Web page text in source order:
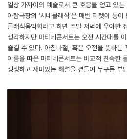
일상 가까이의 예술로서 큰 호응을 얻고 있는
아람극장의 ‘시네클래식’은 매번 티켓이 동
클래식음악회라고 하면 주말 저녁에 우아한
생각하지만 마티네콘서트는 오전 시간대를
즐길 수 있다. 아침나절, 혹은 오전을 뜻하는
이름을 따온 마티네콘서트는 비교적 친숙한
생생하고 재미있는 해설을 곁들여 누구든 부